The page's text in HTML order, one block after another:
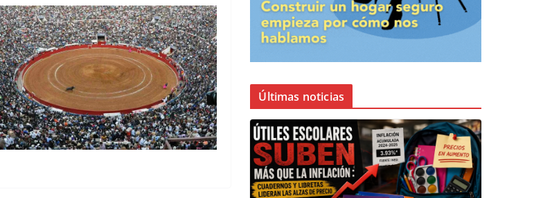
Últimas noticias